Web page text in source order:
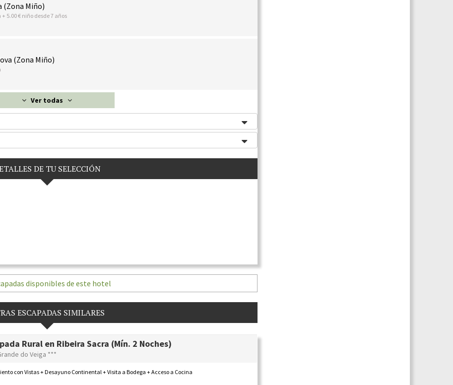
(Zona Miño)
5.00 € niño desde 7 años
(Zona Miño)
Ver todas
DE TU SELECCIÓN
disponibles de este hotel
ESCAPADAS SIMILARES
Rural en Ribeira Sacra (Mín. 2 Noches)
do Veiga ***
con Vistas + Desayuno Continental + Visita a Bodega + Acceso a Cocina